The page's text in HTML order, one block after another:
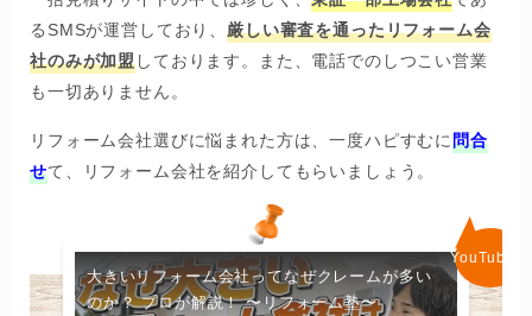
費用を抑えて満足度の高いリフォ
ーム会社を見つけたいなら…
「古民家のリノベーション費用は大体分かったけど、具体
的にいくらでできるか見積りを取ってみたい！」という方
も多いのではないでしょうか。